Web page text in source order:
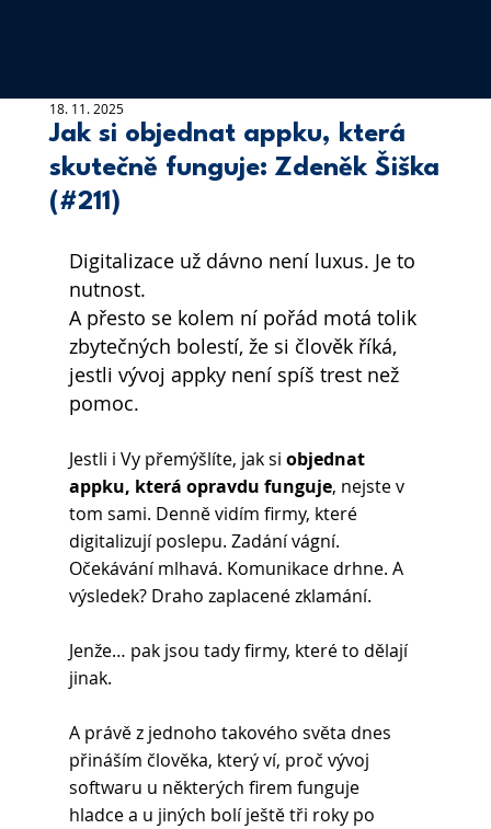
Jak si objednat appku, která
skutečně funguje: Zdeněk Šiška
(#211)
18. 11. 2025
Digitalizace už dávno není luxus. Je to
nutnost.
A přesto se kolem ní pořád motá tolik
zbytečných bolestí, že si člověk říká,
jestli vývoj appky není spíš trest než
pomoc.
Jestli i Vy přemýšlíte, jak si objednat
appku, která opravdu funguje, nejste v
tom sami. Denně vidím firmy, které
digitalizují poslepu. Zadání vágní.
Očekávání mlhavá. Komunikace drhne. A
výsledek? Draho zaplacené zklamání.
Jenže… pak jsou tady firmy, které to dělají
jinak.
A právě z jednoho takového světa dnes
přináším člověka, který ví, proč vývoj
softwaru u některých firem funguje
hladce a u jiných bolí ještě tři roky po